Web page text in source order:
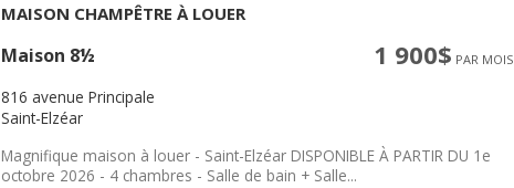
MAISON CHAMPÊTRE À LOUER
Maison 8½ 1 900$ PAR MOIS
816 avenue Principale
Saint-Elzéar
Magnifique maison à louer - Saint-Elzéar DISPONIBLE À PARTIR DU 1e
octobre 2026 - 4 chambres - Salle de bain + Salle...